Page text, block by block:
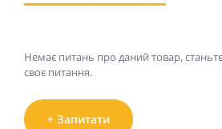
Немає питань про даний товар,
своє питання.
+ Запитати